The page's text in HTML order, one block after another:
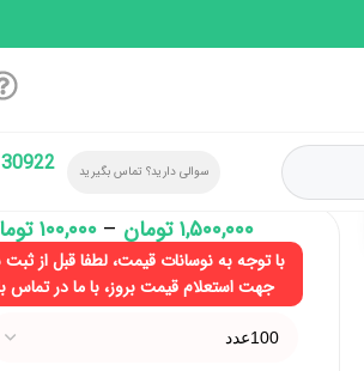
سوالی دارید؟ تماس بگیرید
۱,۵۰۰,۰۰۰ تومان – ۱۰۰,۰۰۰
با توجه به نوسانات قیمت، لطفا قبل از
جهت استعلام قیمت بروز، با ما در تماس